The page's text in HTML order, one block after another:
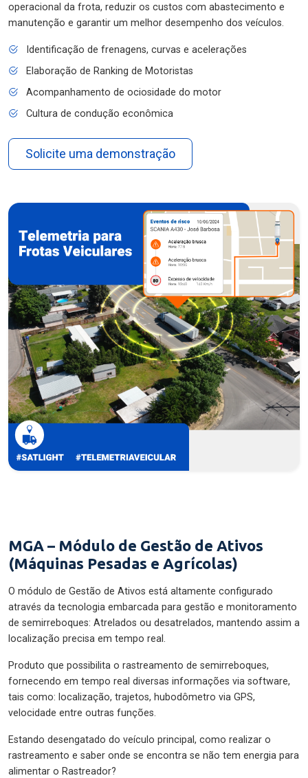
operacional da frota, reduzir os custos com abastecimento e
manutenção e garantir um melhor desempenho dos veículos.
Identificação de frenagens, curvas e acelerações
Elaboração de Ranking de Motoristas
Acompanhamento de ociosidade do motor
Cultura de condução econômica
Solicite uma demonstração
MGA – Módulo de Gestão de Ativos
(Máquinas Pesadas e Agrícolas)
O módulo de Gestão de Ativos está altamente configurado
através da tecnologia embarcada para gestão e monitoramento
de semirreboques: Atrelados ou desatrelados, mantendo assim a
localização precisa em tempo real.
Produto que possibilita o rastreamento de semirreboques,
fornecendo em tempo real diversas informações via software,
tais como: localização, trajetos, hubodômetro via GPS,
velocidade entre outras funções.
Estando desengatado do veículo principal, como realizar o
rastreamento e saber onde se encontra se não tem energia para
alimentar o Rastreador?